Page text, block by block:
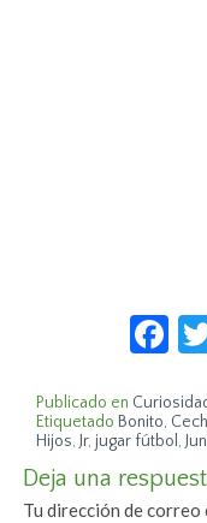
Publicado en
Etiquetado Bonito, Cech
Hijos,Jr, jugar fútbol,
Deja una
Tu dirección de